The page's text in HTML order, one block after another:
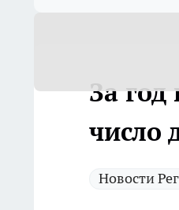
За год
число
Новости